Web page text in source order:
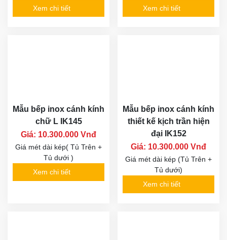
Xem chi tiết
Xem chi tiết
Mẫu bếp inox cánh kính
chữ L IK145
Giá: 10.300.000 Vnđ
Giá mét dài kép( Tủ Trên +
Tủ dưới )
Xem chi tiết
Mẫu bếp inox cánh kính
thiết kế kịch trần hiện
đại IK152
Giá: 10.300.000 Vnđ
Giá mét dài kép (Tủ Trên +
Tủ dưới)
Xem chi tiết